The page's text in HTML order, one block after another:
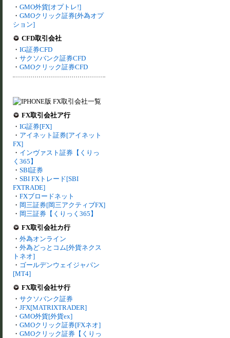
・ GMO外貨[オプトレ!]
・ GMOクリック証券[外為オプ
ション]
CFD取引会社
・ IG証券CFD
・ サクソバンク証券CFD
・ GMOクリック証券CFD
FX取引会社ア行
・ IG証券[FX]
・ アイネット証券[アイネット
FX]
・ インヴァスト証券【くりっ
く365】
・ SBI証券
・ SBI FXトレード[SBI
FXTRADE]
・ FXブロードネット
・ 岡三証券[岡三アクティブFX]
・ 岡三証券【くりっく365】
FX取引会社カ行
・ 外為オンライン
・ 外為どっとコム[外貨ネクス
トネオ]
・ ゴールデンウェイジャパン
[MT4]
FX取引会社サ行
・ サクソバンク証券
・ JFX[MATRIXTRADER]
・ GMO外貨[外貨ex]
・ GMOクリック証券[FXネオ]
・ GMOクリック証券【くりっ